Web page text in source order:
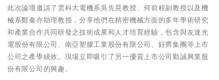
此次論壇邀請了雲科大電機系吳先晃教授、何前程副教授以及機
械系鄭秦亦助理教授，分享他們在精密機械方面的多年學術研究
和產業合作共同研發之技術成果和人才培育經驗，包含與友達光
電股份有限公司、南亞塑膠工業股份有限公司、鈺齊集團等上市
公司之產學績效。現場立即吸引了另一優質上市公司勤誠興業股
份有限公司的興趣。